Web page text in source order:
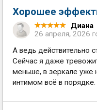
Хорошее
Диана
26 апреля, 2026
А ведь действительно
Сейчас я даже
меньше, в зеркале уже
интимом всё в порядке.